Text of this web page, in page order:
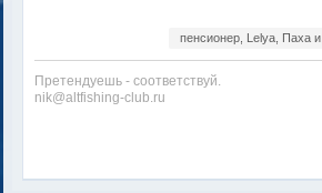
пенсионер, Lelya, Паха и
Претендуешь - соответствуй.
nik@altfishing-club.ru